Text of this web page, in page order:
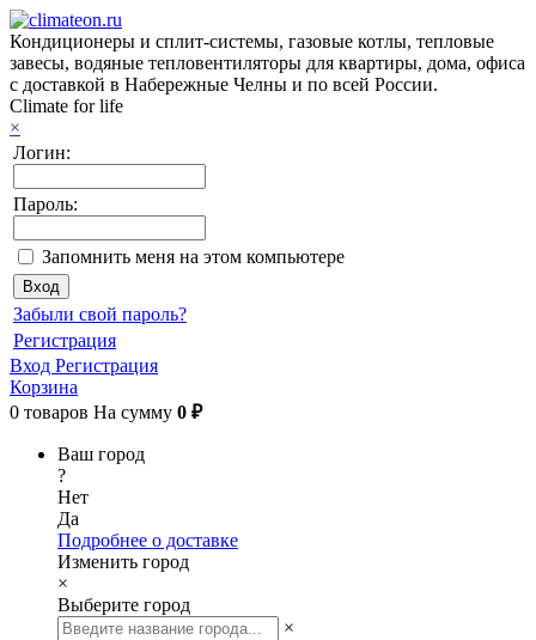
Кондиционеры и сплит-системы, газовые котлы, тепловые
завесы, водяные тепловентиляторы для квартиры, дома, офиса
с доставкой в Набережные Челны и по всей России.
Climate for life
×
Логин:
Пароль:
Запомнить меня на этом компьютере
Забыли свой пароль?
Регистрация
Вход Регистрация
Корзина
0 товаров На сумму 0 ₽
Ваш город
?
Нет
Да
Подробнее о доставке
Изменить город
×
Выберите город
×